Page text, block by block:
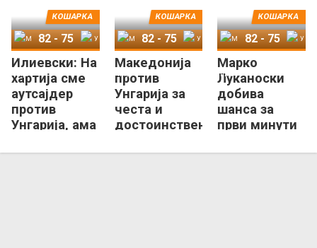
Илиевски: На
хартија сме
аутсајдер
против
Унгарија, ама
бориме!
КОШАРКА
Македонија
82 - 75
Унгарија
Македонија
против
Унгарија за
честа и
достоинствен
циклусот
КОШАРКА
Македонија
82- 75
Марко
Луканоски
добива
шанса за
први минути
сениорскиот
КОШАРКА
Македонија
82- 75